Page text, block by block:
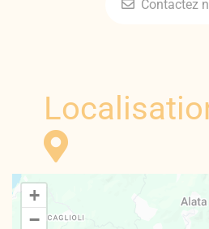
Contactez
+
−